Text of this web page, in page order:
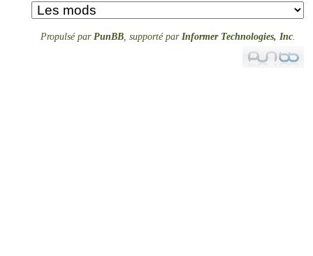
Propulsé par PunBB, supporté par Informer Technologies, Inc.